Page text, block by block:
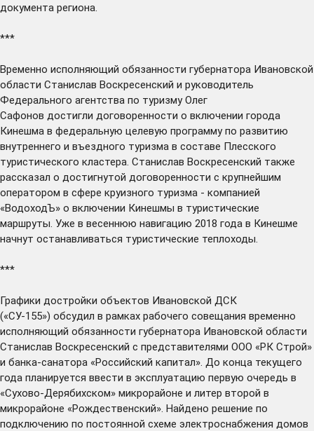
документа региона.
***
Временно исполняющий обязанности губернатора Ивановской
области Станислав Воскресенский и руководитель
Федерального агентства по туризму Олег
Сафонов достигли договоренности о включении города
Кинешма в федеральную целевую программу по развитию
внутреннего и въездного туризма в составе Плесского
туристического кластера. Станислав Воскресенский также
рассказал о достигнутой договоренности с крупнейшим
оператором в сфере круизного туризма - компанией
«ВодоходЪ» о включении Кинешмы в туристические
маршруты. Уже в весеннюю навигацию 2018 года в Кинешме
начнут останавливаться туристические теплоходы.
***
Графики достройки объектов Ивановской ДСК
(«СУ-155») обсудил в рамках рабочего совещания временно
исполняющий обязанности губернатора Ивановской области
Станислав Воскресенский с представителями ООО «РК Строй»
и банка-санатора «Российский капитал». До конца текущего
года планируется ввести в эксплуатацию первую очередь в
«Сухово-Дерябихском» микрорайоне и литер второй в
микрорайоне «Рождественский». Найдено решение по
подключению по постоянной схеме электроснабжения домов